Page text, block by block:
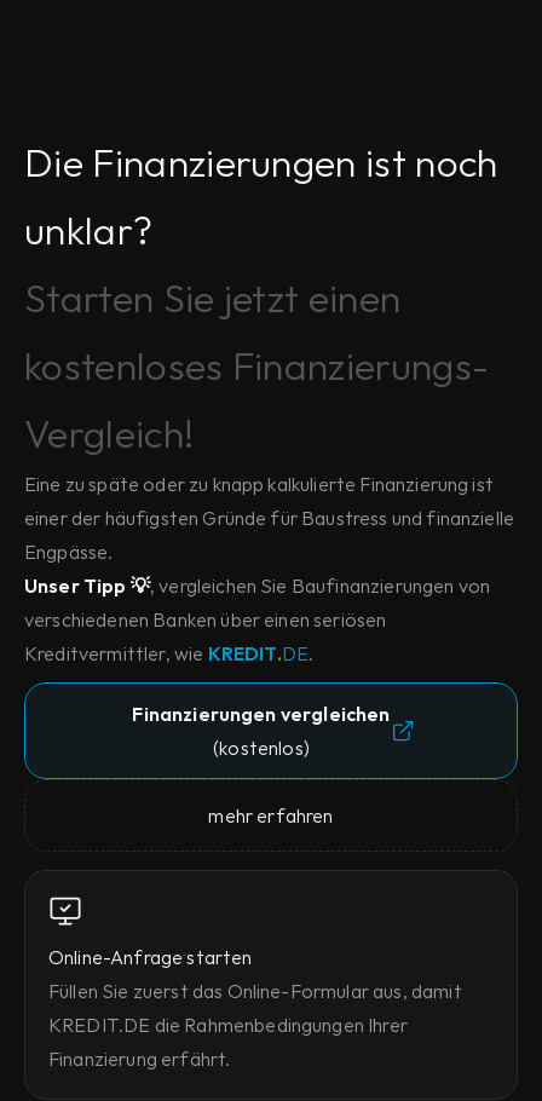
Die Finanzierungen ist noch
unklar?
Starten Sie jetzt einen
kostenloses Finanzierungs-
Vergleich!
Eine zu späte oder zu knapp kalkulierte Finanzierung ist
einer der häufigsten Gründe für Baustress und finanzielle
Engpässe.
Unser Tipp 💡, vergleichen Sie Baufinanzierungen von
verschiedenen Banken über einen seriösen
Kreditvermittler, wie KREDIT.DE.
Finanzierungen vergleichen
(kostenlos)
mehr erfahren
Online-Anfrage starten
Füllen Sie zuerst das Online-Formular aus, damit
KREDIT.DE die Rahmenbedingungen Ihrer
Finanzierung erfährt.